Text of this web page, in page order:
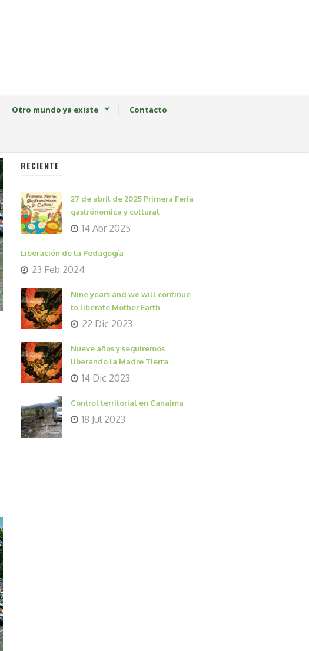
Otro mundo ya existe Contacto
RECIENTE
27 de abril de 2025 Primera Feria
gastrónomica y cultural
14 Abr 2025
Liberación de la Pedagogía
23 Feb 2024
Nine years and we will continue
to liberate Mother Earth
22 Dic 2023
Nueve años y seguiremos
liberando la Madre Tierra
14 Dic 2023
Control territorial en Canaima
18 Jul 2023